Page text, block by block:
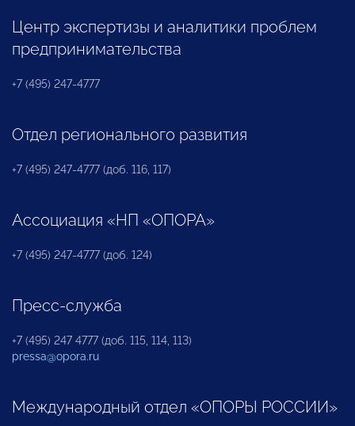
Центр экспертизы и аналитики проблем
предпринимательства
+7 (495) 247-4777
Отдел регионального развития
+7 (495) 247-4777 (доб. 116, 117)
Ассоциация «НП «ОПОРА»
+7 (495) 247-4777 (доб. 124)
Пресс-служба
+7 (495) 247 4777 (доб. 115, 114, 113)
pressa@opora.ru
Международный отдел «ОПОРЫ РОССИИ»